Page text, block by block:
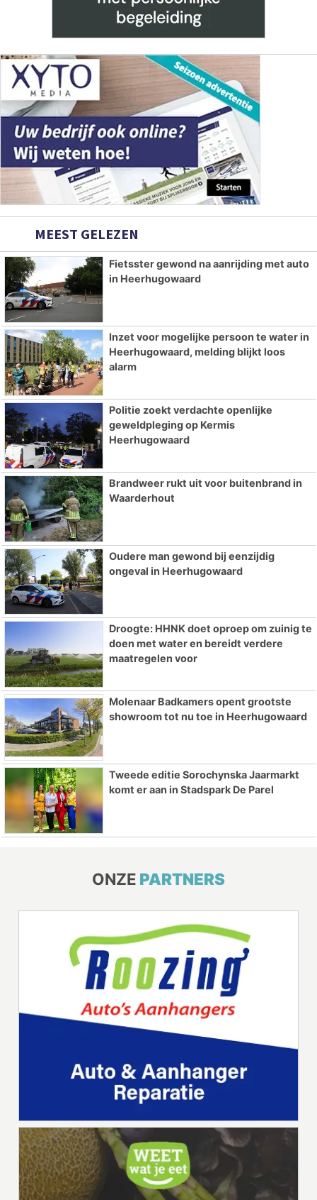
MEEST GELEZEN
Fietsster gewond na aanrijding met auto
in Heerhugowaard
Inzet voor mogelijke persoon te water in
Heerhugowaard, melding blijkt loos
alarm
Politie zoekt verdachte openlijke
geweldpleging op Kermis
Heerhugowaard
Brandweer rukt uit voor buitenbrand in
Waarderhout
Oudere man gewond bij eenzijdig
ongeval in Heerhugowaard
Droogte: HHNK doet oproep om zuinig te
doen met water en bereidt verdere
maatregelen voor
Molenaar Badkamers opent grootste
showroom tot nu toe in Heerhugowaard
Tweede editie Sorochynska Jaarmarkt
komt er aan in Stadspark De Parel
ONZE PARTNERS